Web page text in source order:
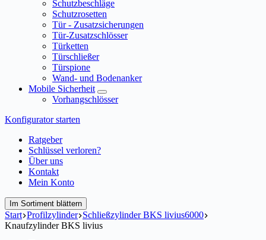
Schutzbeschläge
Schutzrosetten
Tür - Zusatzsicherungen
Tür-Zusatzschlösser
Türketten
Türschließer
Türspione
Wand- und Bodenanker
Mobile Sicherheit
Vorhangschlösser
Konfigurator starten
Ratgeber
Schlüssel verloren?
Über uns
Kontakt
Mein Konto
Im Sortiment blättern
Start Profilzylinder Schließzylinder BKS livius6000
Knaufzylinder BKS livius